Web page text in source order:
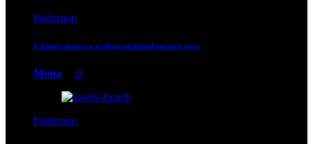
Parfumuri
6 sfaturi pentru a-ți alege parfumul potrivit vara
Mona 0
Parfumuri